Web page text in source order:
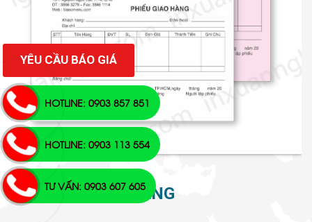
IN PHIẾU GIAO HÀNG
YÊU CẦU BÁO GIÁ
TƯ VẤN: 0903 607 605
HOTLINE: 0903 113 554
HOTLINE: 0903 857 851